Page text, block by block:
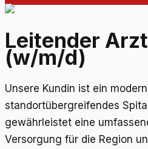
Leitender
(w/m/d)
Unsere Kundin ist ein
standortübergreifendes
gewährleistet eine
Versorgung für die Region